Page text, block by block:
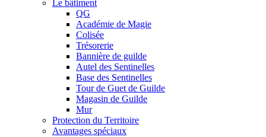
Le bâtiment
QG
Académie de Magie
Colisée
Trésorerie
Bannière de guilde
Autel des Sentinelles
Base des Sentinelles
Tour de Guet de Guilde
Magasin de Guilde
Mur
Protection du Territoire
Avantages spéciaux